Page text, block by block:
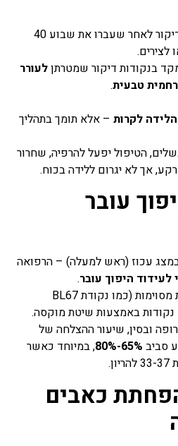
יש נשים שמגיעות לטיפול דיקור לאחר שעברו את שבוע 40
לצירים.
בנקודות דיקור שמטרתןלעורר
טבעית.
לקרות – אלא תומך בתהליך
הטיפול יפעל להרפיה, שחרור
אך לא יגרום ללידה בכוח.
עובר
עכוז (ראש למעלה) – הרפואה
לעידוד היפוך עובר.
הטיפול כולל דיקור בנקודות מסוימות (כמו נקודת BL67
נקודות באמצעות שיטת מוקסה.
ובסין, שיעור ההצלחה של
סביב 65%-80%
, במיוחד כאשר
כאבים